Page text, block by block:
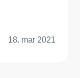
18. mar 2021